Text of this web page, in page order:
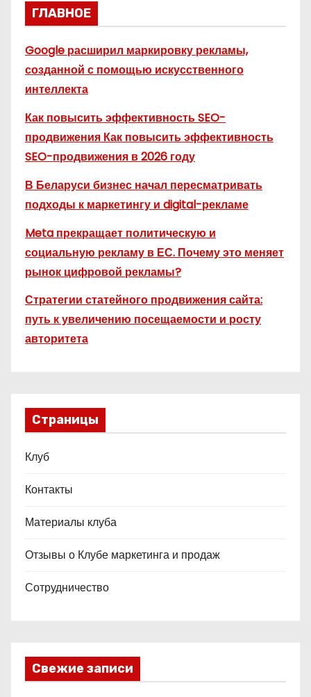
ц
и
я
з
а
п
и
с
е
й
ГЛАВНОЕ
Google расширил маркировку рекламы,
созданной с помощью искусственного
интеллекта
Как повысить эффективность SEO-
продвижения Как повысить эффективность
SEO-продвижения в 2026 году
В Беларуси бизнес начал пересматривать
подходы к маркетингу и digital-рекламе
Meta прекращает политическую и
социальную рекламу в ЕС. Почему это меняет
рынок цифровой рекламы?
Стратегии статейного продвижения сайта:
путь к увеличению посещаемости и росту
авторитета
Страницы
Клуб
Контакты
Материалы клуба
Отзывы о Клубе маркетинга и продаж
Сотрудничество
Свежие записи